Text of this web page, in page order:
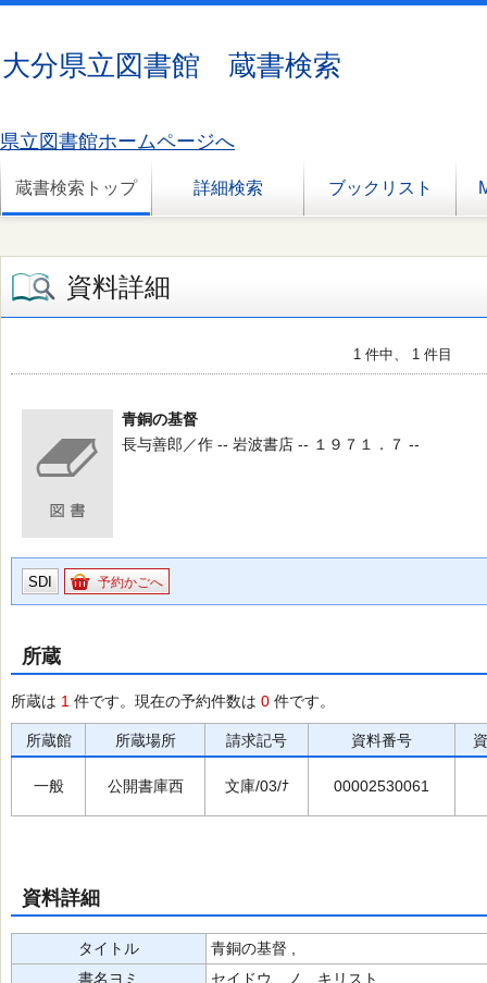
大分県立図書館 蔵書検索
県立図書館ホームページへ
蔵書検索トップ 詳細検索 ブックリスト
資料詳細
1 件中、 1 件目
青銅の基督
長与善郎／作 -- 岩波書店 -- １９７１．７ --
SDI 予約かごへ
所蔵
所蔵は 1 件です。現在の予約件数は 0 件です。
所蔵館 所蔵場所 請求記号 資料番号
一般 公開書庫西 文庫/03/ﾅ 00002530061
資料詳細
タイトル
青銅の基督 ,
書名ヨミ
セイドウ ノ キリスト